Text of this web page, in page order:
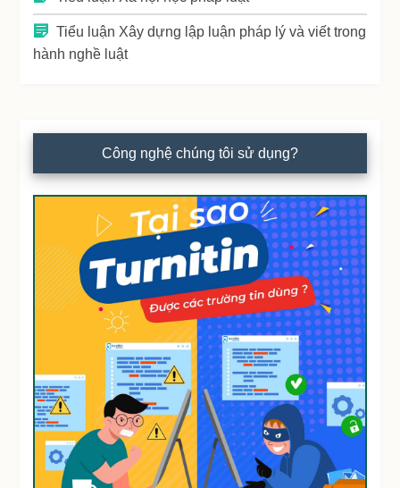
Tiểu luận Xây dựng lập luận pháp lý và viết trong
hành nghề luật
Công nghệ chúng tôi sử dụng?